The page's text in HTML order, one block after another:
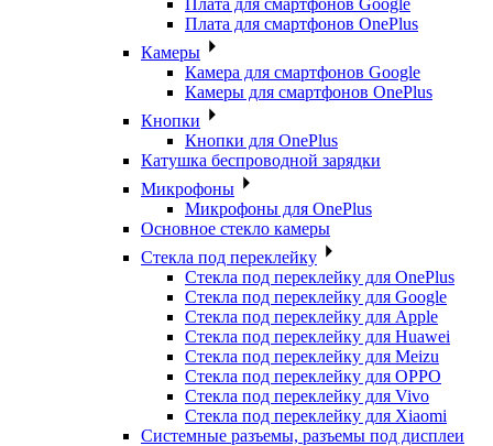
Плата для смартфонов Google
Плата для смартфонов OnePlus
Камеры
Камера для смартфонов Google
Камеры для смартфонов OnePlus
Кнопки
Кнопки для OnePlus
Катушка беспроводной зарядки
Микрофоны
Микрофоны для OnePlus
Основное стекло камеры
Стекла под переклейку
Стекла под переклейку для OnePlus
Стекла под переклейку для Google
Стекла под переклейку для Apple
Стекла под переклейку для Huawei
Стекла под переклейку для Meizu
Стекла под переклейку для OPPO
Стекла под переклейку для Vivo
Стекла под переклейку для Xiaomi
Системные разъемы, разъемы под дисплеи